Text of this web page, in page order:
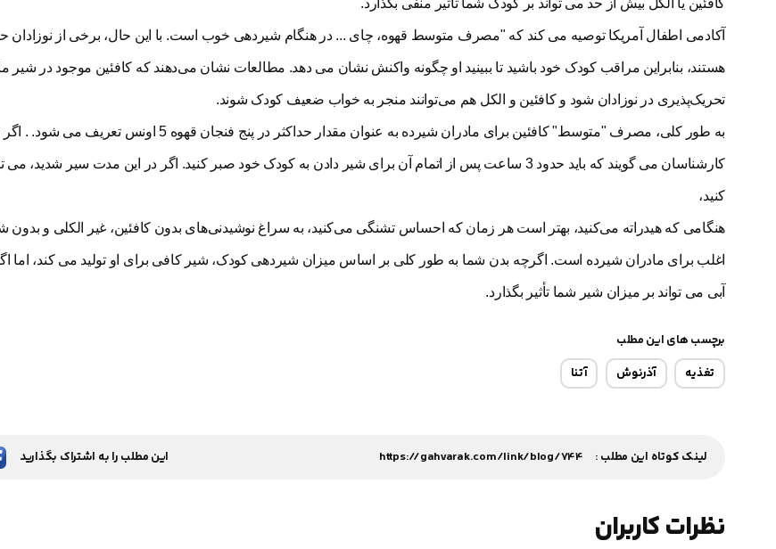
کافئین یا الکل بیش از حد می تواند بر کودک شما تأثیر منفی بگذارد.
آکادمی اطفال آمریکا توصیه می کند که "مصرف متوسط قهوه، چای ... در هنگام شیردهی خوب است. با این حال، برخی از نوزادان
هستند، بنابراین مراقب کودک خود باشید تا ببینید او چگونه واکنش نشان می دهد. مطالعات نشان می‌دهند که کافئین موجود در شیر
تحریک‌پذیری در نوزادان شود و کافئین و الکل هم می‌توانند منجر به خواب ضعیف کودک شوند.
به طور کلی، مصرف "متوسط" کافئین برای مادران شیرده به عنوان مقدار حداکثر در
کارشناسان می گویند که باید حدود 3 ساعت پس از اتمام آن برای شیر دادن به کودک خود صبر کنید. اگر در این مدت سیر شدید،
کنید،
هنگامی که هیدراته می‌کنید، بهتر است هر زمان که احساس تشنگی می‌کنید، به سراغ نوشیدنی‌های بدون کافئین، غیر الکلی و بدون
اغلب برای مادران شیرده است. اگرچه بدن شما به طور کلی بر اساس میزان شیردهی کودک، شیر کافی برای او تولید می کند، اما
آبی می تواند بر میزان شیر شما تأثیر بگذارد.
برچسب های این مطلب
تغذیه
آذرنوش آتنا
لینک کوتاه این مطلب : https://gahvarak.com/link/blog/744 این مطلب را به اشتراک بگذارید
نظرات کاربران